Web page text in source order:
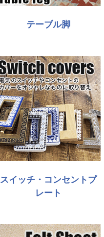
テーブル脚
スイッチ・コンセントプ
レート